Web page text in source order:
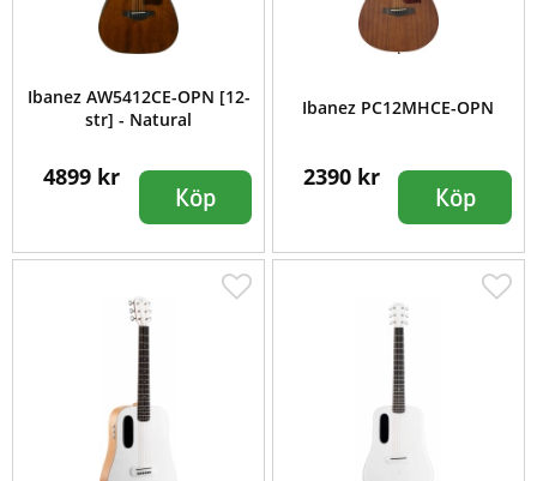
Ibanez AW5412CE-OPN [12-
str] - Natural
4899 kr
Köp
Ibanez PC12MHCE-OPN
2390 kr
Köp